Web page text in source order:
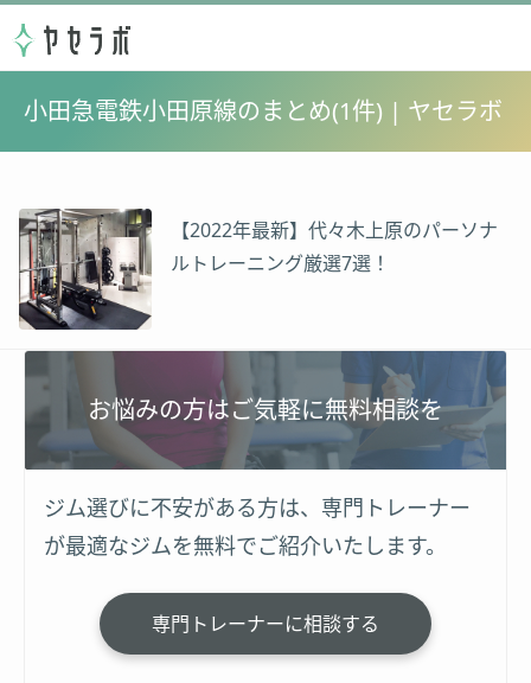
小田急電鉄小田原線のまとめ(1件) | ヤセラボ
【2022年最新】代々木上原のパーソナ
ルトレーニング厳選7選！
お悩みの方はご気軽に無料相談を
ジム選びに不安がある方は、専門トレーナー
が最適なジムを無料でご紹介いたします。
専門トレーナーに相談する